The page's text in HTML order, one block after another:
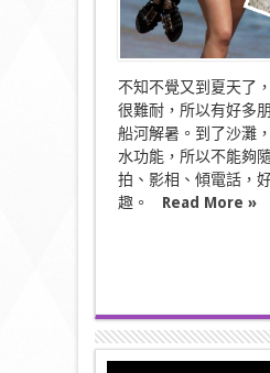
保
護
套〉
不知不覺又到夏天了
很難耐，所以有好多
船河解暑。到了沙灘
水功能，所以不能夠
拍、影相、傾電話，
趣。 Read More »